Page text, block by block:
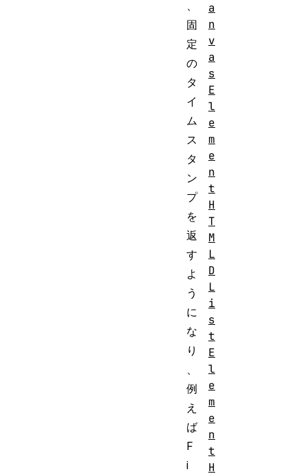
固
定
の
タ
イ
ム
ス
タ
ン
プ
を
返
す
よ
う
に
な
り
例
え
ば
F
i
a
n
v
a
s
E
l
e
m
e
n
t
H
T
M
L
D
L
i
s
t
E
l
e
m
e
n
t
H